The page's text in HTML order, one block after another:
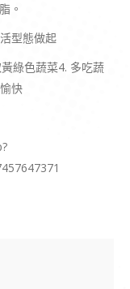
。
型態做起
綠色蔬菜4. 多吃蔬
快